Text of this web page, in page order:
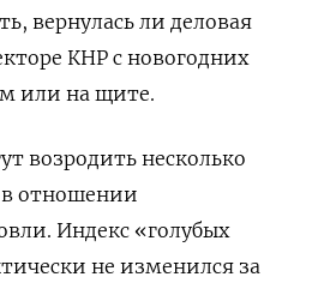
вернулась ли деловая
КНР с новогодних
или на щите.
возродить несколько
отношении
Индекс «голубых
не изменился за